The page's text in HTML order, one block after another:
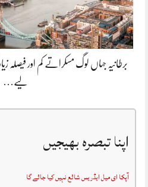
برطانیہ جہاں لوگ مسکراتے کم اور فیصلہ
لیے…
اپنا تبصرہ بھیجیں
آپکا ای میل ایڈریس شائع نہیں کیا جائے گا